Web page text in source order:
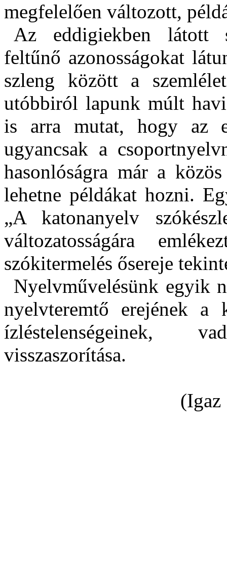
megfelelően változott,
Az eddigiekben látott
feltűnő azonosságokat
szleng között a
utóbbiról lapunk múlt
is arra mutat, hogy az
ugyancsak a
hasonlóságra már a
lehetne példákat hozni.
„A katonanyelv
változatosságára
szókitermelés ősereje
Nyelvművelésünk egyik
nyelvteremtő erejének a
ízléstelenségeinek,
visszaszorítása.
(Igaz